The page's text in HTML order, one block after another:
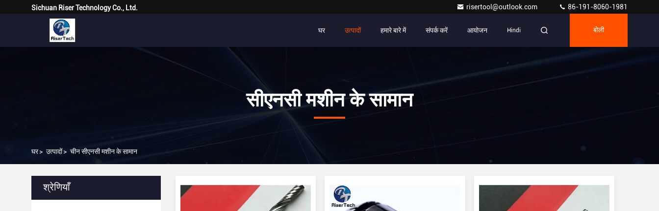
Sichuan Riser Technology Co., Ltd. risertool@outlook.com 86-191-8060-1981
घर उत्पादों हमारे बारे में संपर्क करें आयोजन Hindi बोली
सीएनसी मशीन के सामान
घर> उत्पादों> चीन सीएनसी मशीन के सामान
श्रेणियाँ